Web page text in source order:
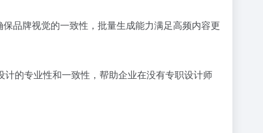
品牌视觉的一致性，批量生成能力满足高频内容更
的专业性和一致性，帮助企业在没有专职设计师